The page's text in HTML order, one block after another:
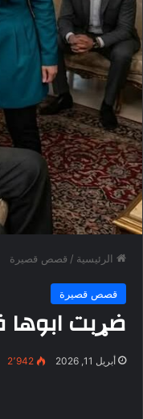
الرئيسية / قصص قصيرة
قصص قصيرة
ضړبت ابوها
أبريل 11, 2026 2٬942